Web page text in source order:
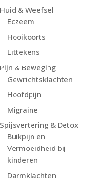
Huid & Weefsel
Eczeem
Hooikoorts
Littekens
Pijn & Beweging
Gewrichtsklachten
Hoofdpijn
Migraine
Spijsvertering & Detox
Buikpijn en
Vermoeidheid bij
kinderen
Darmklachten